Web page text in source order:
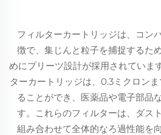
フィルターカートリッジは、コン
徴で、集じんと粒子を捕捉するた
めにプリーツ設計が採用されていま
ターカートリッジは、0.3ミクロン
ることができ、医薬品や電子部品
す。これらのフィルターは、ダス
組み合わせて全体的なろ過性能を